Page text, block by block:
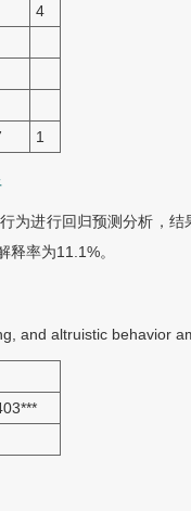
4
1
进行回归预测分析，结
率为11.1%。
and altruistic behavior
***